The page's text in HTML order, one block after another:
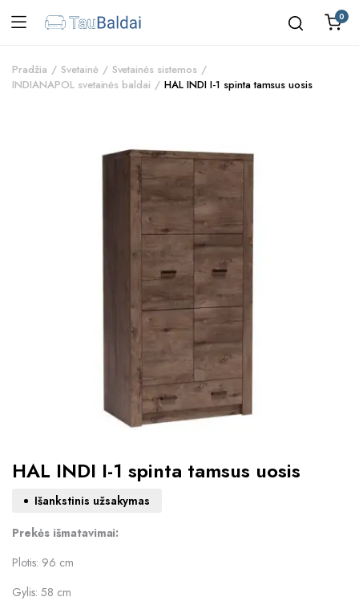
0
Pradžia Svetainė
Svetainės sistemos
INDIANAPOL svetainės baldai
HAL INDI I-1 spinta tamsus uosis
HAL INDI I-1 spinta tamsus uosis
Išankstinis užsakymas
Prekės išmatavimai:
Plotis: 96 cm
Gylis: 58 cm